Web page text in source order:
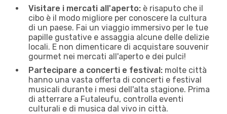
Visitare i mercati all'aperto: è risaputo che il
cibo è il modo migliore per conoscere la cultura
di un paese. Fai un viaggio immersivo per le tue
papille gustative e assaggia alcune delle delizie
locali. E non dimenticare di acquistare souvenir
gourmet nei mercati all'aperto e dei pulci!
Partecipare a concerti e festival: molte città
hanno una vasta offerta di concerti e festival
musicali durante i mesi dell'alta stagione. Prima
di atterrare a Futaleufu, controlla eventi
culturali e di musica dal vivo in città.